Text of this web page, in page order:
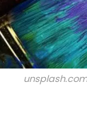
unsplash.com